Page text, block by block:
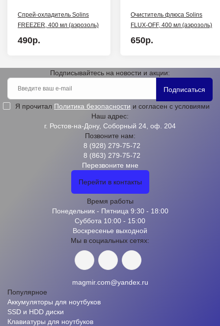
Спрей-охладитель Solins
FREEZER, 400 мл (аэрозоль)
490р.
Очиститель флюса Solins
FLUX-OFF, 400 мл (аэрозоль)
650р.
Подписывайтесь на новости и акции:
Подписаться
Я прочитал Политика безопасности и согласен с условиями
Наш адрес:
г. Ростов-на-Дону, Соборный 24, оф. 204
Позвоните нам:
8 (928) 279-75-72
8 (863) 279-75-72
Перезвоните мне
Перейти в контакты
Время работы
Понедельник - Пятница 9:30 - 18:00
Суббота 10:00 - 15:00
Воскресенье выходной
Мы в социальных сетях:
magmir.com@yandex.ru
Популярное
Аккумуляторы для ноутбуков
SSD и HDD диски
Клавиатуры для ноутбуков